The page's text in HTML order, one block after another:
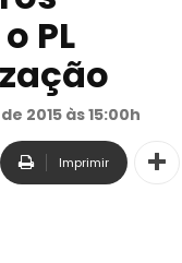
PL
2015 às 15:00h
Imprimir